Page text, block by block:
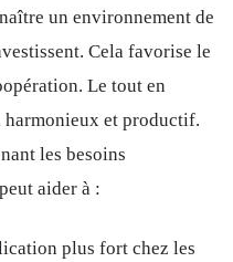
un environnement de
Cela favorise le
Le tout en
et productif.
les besoins
aider à :
plus fort chez les